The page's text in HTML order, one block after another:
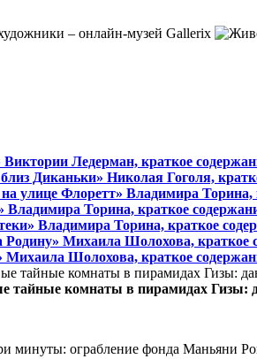
Ледерман, краткое
Диканьки» Николая Гоголя,
улице Флоретт» Владимира Торина,
Владимира Торина, краткое
Владимира Торина, краткое
Родину» Михаила Шолохова, краткое
Михаила Шолохова, краткое
тайные комнаты в пирамидах Гизы: